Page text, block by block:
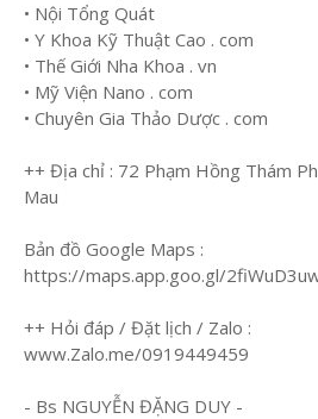
• Nội Tổng Quát
• Y Khoa Kỹ Thuật Cao . com
• Thế Giới Nha Khoa . vn
• Mỹ Viện Nano . com
• Chuyên Gia Thảo Dược . com
++ Địa chỉ : 72 Phạm Hồng Thám
Mau
Bản đồ Google Maps :
https://maps.app.goo.gl/
++ Hỏi đáp / Đặt lịch / Zalo :
www.Zalo.me/0919449459
- Bs NGUYỄN ĐẶNG DUY -